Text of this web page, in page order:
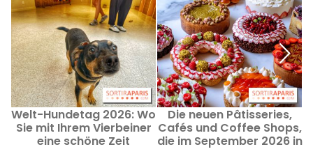
Welt-Hundetag 2026: Wo
Sie mit Ihrem Vierbeiner
eine schöne Zeit
Die neuen Pâtisseries,
Cafés und Coffee Shops,
die im September 2026 in